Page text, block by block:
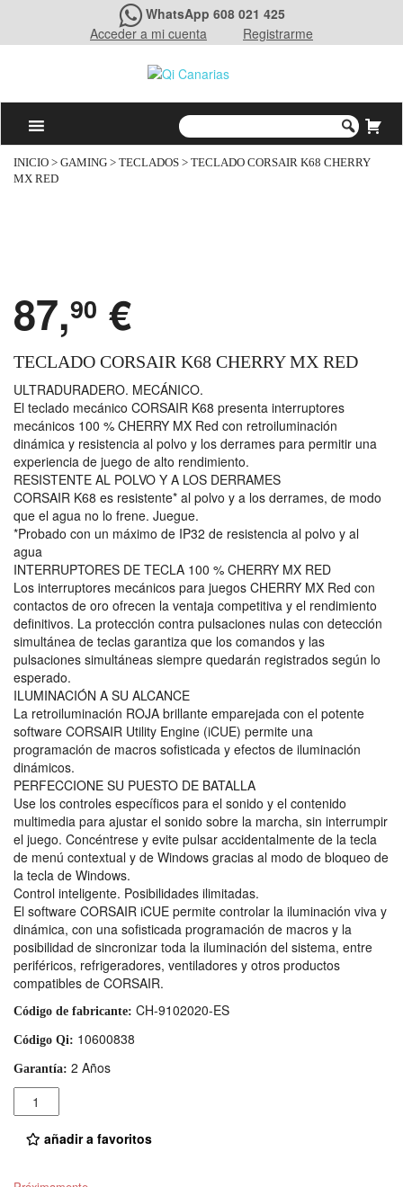
WhatsApp 608 021 425
Acceder a mi cuenta
Registrarme
INICIO > GAMING > TECLADOS > TECLADO CORSAIR K68 CHERRY
MX RED
87,90 €
TECLADO CORSAIR K68 CHERRY MX RED
ULTRADURADERO. MECÁNICO.
El teclado mecánico CORSAIR K68 presenta interruptores
mecánicos 100 % CHERRY MX Red con retroiluminación
dinámica y resistencia al polvo y los derrames para permitir una
experiencia de juego de alto rendimiento.
RESISTENTE AL POLVO Y A LOS DERRAMES
CORSAIR K68 es resistente* al polvo y a los derrames, de modo
que el agua no lo frene. Juegue.
*Probado con un máximo de IP32 de resistencia al polvo y al
agua
INTERRUPTORES DE TECLA 100 % CHERRY MX RED
Los interruptores mecánicos para juegos CHERRY MX Red con
contactos de oro ofrecen la ventaja competitiva y el rendimiento
definitivos. La protección contra pulsaciones nulas con detección
simultánea de teclas garantiza que los comandos y las
pulsaciones simultáneas siempre quedarán registrados según lo
esperado.
ILUMINACIÓN A SU ALCANCE
La retroiluminación ROJA brillante emparejada con el potente
software CORSAIR Utility Engine (iCUE) permite una
programación de macros sofisticada y efectos de iluminación
dinámicos.
PERFECCIONE SU PUESTO DE BATALLA
Use los controles específicos para el sonido y el contenido
multimedia para ajustar el sonido sobre la marcha, sin interrumpir
el juego. Concéntrese y evite pulsar accidentalmente de la tecla
de menú contextual y de Windows gracias al modo de bloqueo de
la tecla de Windows.
Control inteligente. Posibilidades ilimitadas.
El software CORSAIR iCUE permite controlar la iluminación viva y
dinámica, con una sofisticada programación de macros y la
posibilidad de sincronizar toda la iluminación del sistema, entre
periféricos, refrigeradores, ventiladores y otros productos
compatibles de CORSAIR.
Código de fabricante: CH-9102020-ES
Código Qi: 10600838
Garantía: 2 Años
Cantidad
añadir a favoritos